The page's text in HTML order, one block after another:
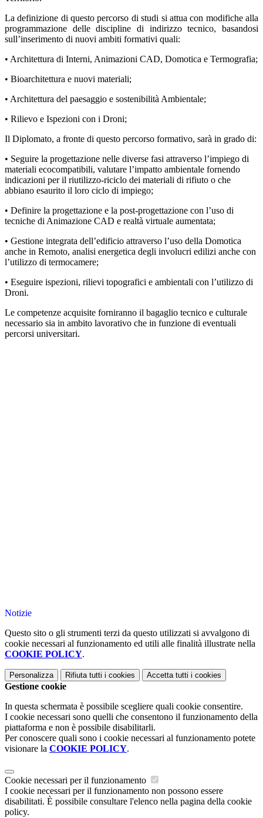
La definizione di questo percorso di studi si attua con modifiche alla
programmazione delle discipline di indirizzo tecnico, basandosi
sull’inserimento di nuovi ambiti formativi quali:
• Architettura di Interni, Animazioni CAD, Domotica e Termografia;
• Bioarchitettura e nuovi materiali;
• Architettura del paesaggio e sostenibilità Ambientale;
• Rilievo e Ispezioni con i Droni;
Il Diplomato, a fronte di questo percorso formativo, sarà in grado di:
• Seguire la progettazione nelle diverse fasi attraverso l’impiego di
materiali ecocompatibili, valutare l’impatto ambientale fornendo
indicazioni per il riutilizzo-riciclo dei materiali di rifiuto o che
abbiano esaurito il loro ciclo di impiego;
• Definire la progettazione e la post-progettazione con l’uso di
tecniche di Animazione CAD e realtà virtuale aumentata;
• Gestione integrata dell’edificio attraverso l’uso della Domotica
anche in Remoto, analisi energetica degli involucri edilizi anche con
l’utilizzo di termocamere;
• Eseguire ispezioni, rilievi topografici e ambientali con l’utilizzo di
Droni.
Le competenze acquisite forniranno il bagaglio tecnico e culturale
necessario sia in ambito lavorativo che in funzione di eventuali
percorsi universitari.
Notizie
Questo sito o gli strumenti terzi da questo utilizzati si avvalgono di
cookie necessari al funzionamento ed utili alle finalità illustrate nella
COOKIE POLICY.
Personalizza Rifiuta tutti i cookies Accetta tutti i cookies
Gestione cookie
In questa schermata è possibile scegliere quali cookie consentire.
I cookie necessari sono quelli che consentono il funzionamento della
piattaforma e non è possibile disabilitarli.
Per conoscere quali sono i cookie necessari al funzionamento potete
visionare la COOKIE POLICY.
Cookie necessari per il funzionamento
I cookie necessari per il funzionamento non possono essere
disabilitati. È possibile consultare l'elenco nella pagina della cookie
policy.